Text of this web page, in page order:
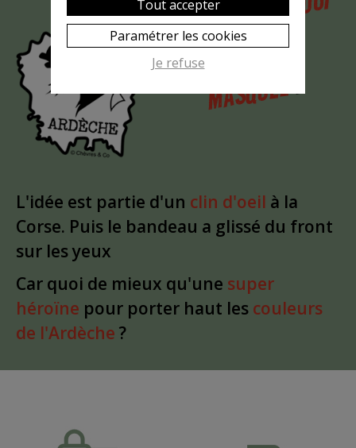
MAIS
LA CHÈVRE
EST-ELLE
MASQUÉE?
L'idée est partie d'un clin d'oeil à la
Corse. Puis le bandeau a glissé du front
sur les yeux
Car quoi de mieux qu'une super
héroïne pour porter haut les couleurs
de l'Ardèche ?
Tout accepter
Paramétrer les cookies
Je refuse